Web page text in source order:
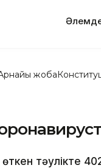
жоба
тәулікте